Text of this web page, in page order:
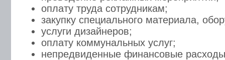
оплату труда сотрудникам;
закупку специального материала,
услуги дизайнеров;
оплату коммунальных услуг;
непредвиденные финансовые